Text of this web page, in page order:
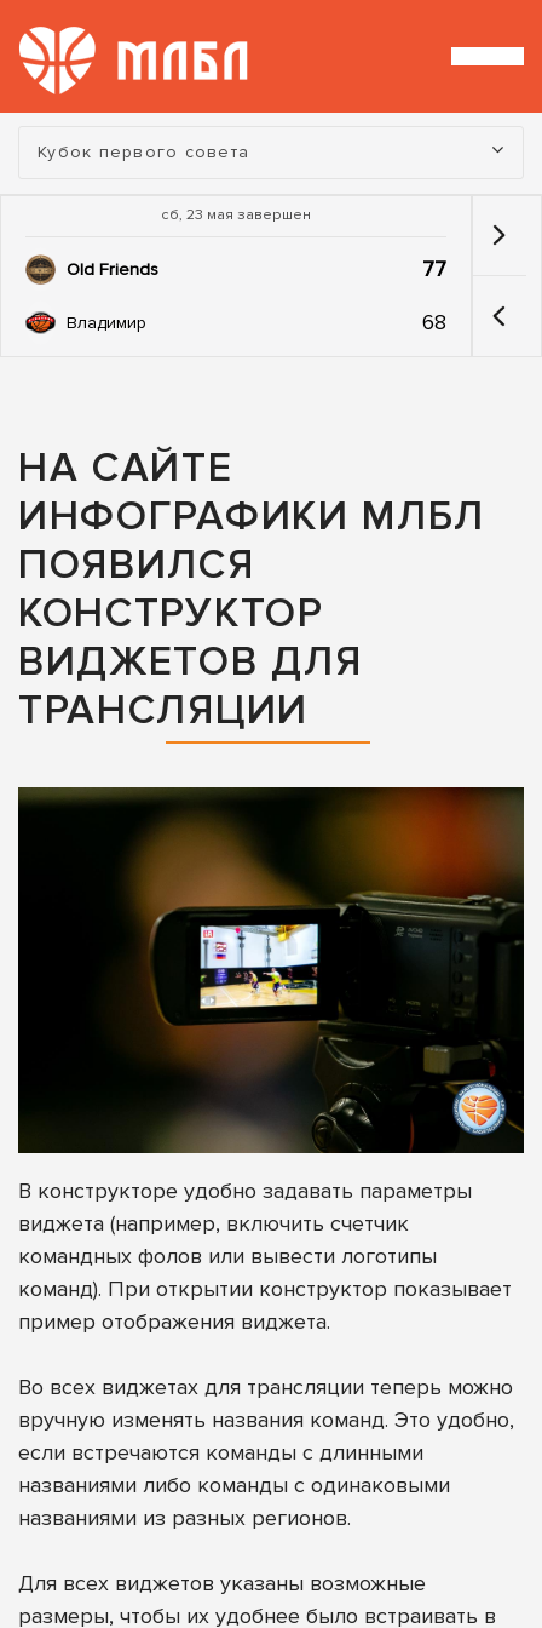
Турнир:
Кубок первого совета
сб, 23 мая завершен
Old Friends 77
Владимир 68
НА САЙТЕ
ИНФОГРАФИКИ МЛБЛ
ПОЯВИЛСЯ
КОНСТРУКТОР
ВИДЖЕТОВ ДЛЯ
ТРАНСЛЯЦИИ
В конструкторе удобно задавать параметры
виджета (например, включить счетчик
командных фолов или вывести логотипы
команд). При открытии конструктор показывает
пример отображения виджета.
Во всех виджетах для трансляции теперь можно
вручную изменять названия команд. Это удобно,
если встречаются команды с длинными
названиями либо команды с одинаковыми
названиями из разных регионов.
Для всех виджетов указаны возможные
размеры, чтобы их удобнее было встраивать в